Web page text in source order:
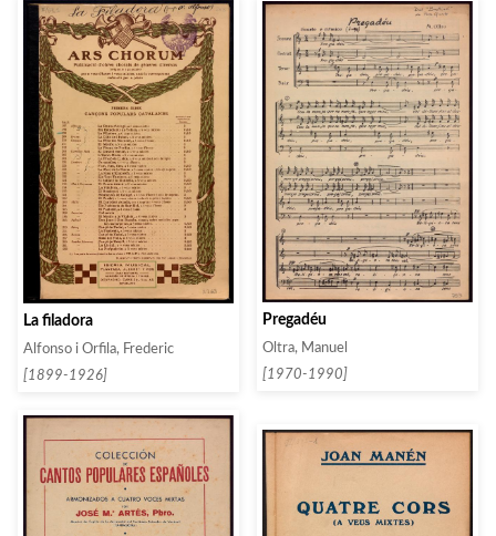
La filadora
Alfonso i Orfila, Frederic
[1899-1926]
Pregadéu
Oltra, Manuel
[1970-1990]